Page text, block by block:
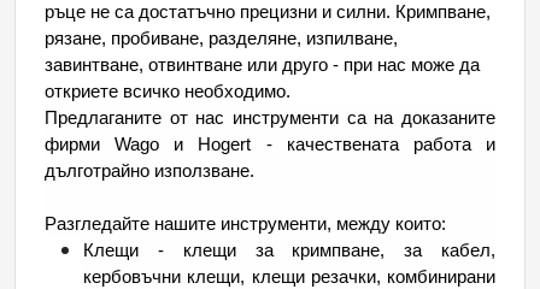
ръце не са достатъчно прецизни и силни. Кримпване,
рязане, пробиване, разделяне, изпилване,
завинтване, отвинтване или друго - при нас може да
откриете всичко необходимо.
Предлаганите от нас инструменти са на доказаните
фирми Wago и Hogert - качествената работа и
дълготрайно използване.
Разгледайте нашите инструменти, между които:
Клещи - клещи за кримпване, за кабел,
кербовъчни клещи, клещи резачки, комбинирани